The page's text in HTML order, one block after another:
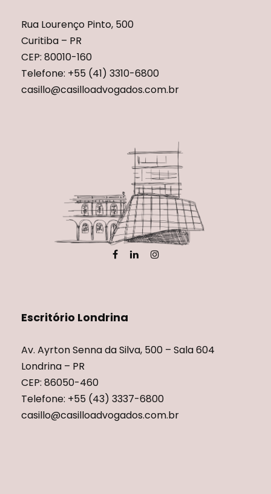
Rua Lourenço Pinto, 500
Curitiba – PR
CEP: 80010-160
Telefone: +55 (41) 3310-6800
casillo@casilloadvogados.com.br
Escritório Londrina
Av. Ayrton Senna da Silva, 500 – Sala 604
Londrina – PR
CEP: 86050-460
Telefone: +55 (43) 3337-6800
casillo@casilloadvogados.com.br